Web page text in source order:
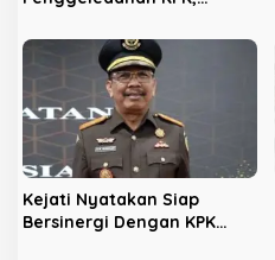
Radar Tinggi Lacak Lokasi
Kejati Nyatakan Siap
Bersinergi Dengan KPK